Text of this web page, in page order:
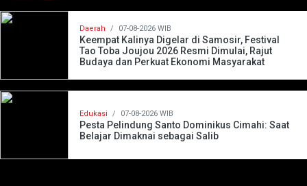
Daerah / 07-08-2026 WIB
Keempat Kalinya Digelar di Samosir, Festival
Tao Toba Joujou 2026 Resmi Dimulai, Rajut
Budaya dan Perkuat Ekonomi Masyarakat
Edukasi / 07-08-2026 WIB
Pesta Pelindung Santo Dominikus Cimahi: Saat
Belajar Dimaknai sebagai Salib